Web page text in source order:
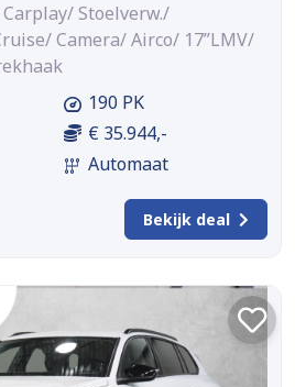
Carplay/ Stoelverw./
Camera/ Airco/ 17”LMV/
190 PK
€ 35.944,-
Automaat
Bekijk deal